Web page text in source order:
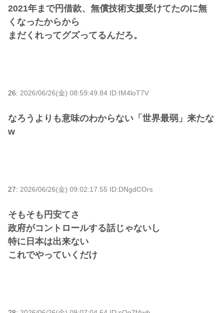
2021年まで円借款、無償技術支援受けてたのに無
くなったからから
まだくれってグズってるんだろ。
26: 2026/06/26(金) 08:59:49.84 ID:IM4loT7V
なろうよりも意味のわからない「世界最弱」来たな
w
27: 2026/06/26(金) 09:02:17.55 ID:DNgdCOrs
そもそも円安てさ
政府がコントロールする話じゃないし
特に日本は出来ない
これでやっていくだけ